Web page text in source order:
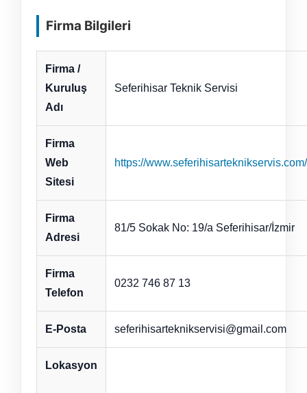
Firma Bilgileri
Firma /
Kuruluş
Adı
Seferihisar Teknik Servisi
Firma
Web
Sitesi
https://www.seferihisarteknikservis.com/
Firma
Adresi
81/5 Sokak No: 19/a Seferihisar/İzmir
Firma
Telefon
0232 746 87 13
E-Posta seferihisarteknikservisi@gmail.com
Lokasyon